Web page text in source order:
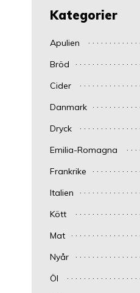
Kategorier
Apulien
Bröd
Cider
Danmark
Dryck
Emilia-Romagna
Frankrike
Italien
Kött
Mat
Nyår
Öl